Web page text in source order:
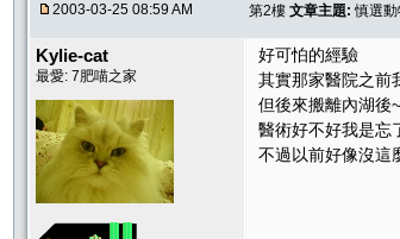
2003-03-25 08:59 AM 第2樓 文章主題: 慎選動
Kylie-cat
最愛: 7肥喵之家
好可怕的經驗
其實那家醫院之前
但後來搬離內湖後
醫術好不好我是忘
不過以前好像沒這